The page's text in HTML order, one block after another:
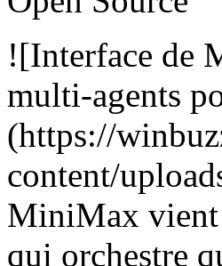
![Interface de
multi-agents
(https://
content/
MiniMax
qui orchestre